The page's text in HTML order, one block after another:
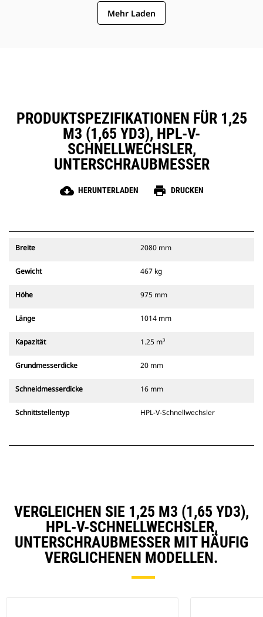
Mehr Laden
PRODUKTSPEZIFIKATIONEN FÜR 1,25
M3 (1,65 YD3), HPL-V-
SCHNELLWECHSLER,
UNTERSCHRAUBMESSER
cloud_download HERUNTERLADEN print DRUCKEN
Breite 2080 mm
Gewicht 467 kg
Höhe 975 mm
Länge 1014 mm
Kapazität 1.25 m³
Grundmesserdicke 20 mm
Schneidmesserdicke 16 mm
Schnittstellentyp HPL-V-Schnellwechsler
VERGLEICHEN SIE 1,25 M3 (1,65 YD3),
HPL-V-SCHNELLWECHSLER,
UNTERSCHRAUBMESSER MIT HÄUFIG
VERGLICHENEN MODELLEN.